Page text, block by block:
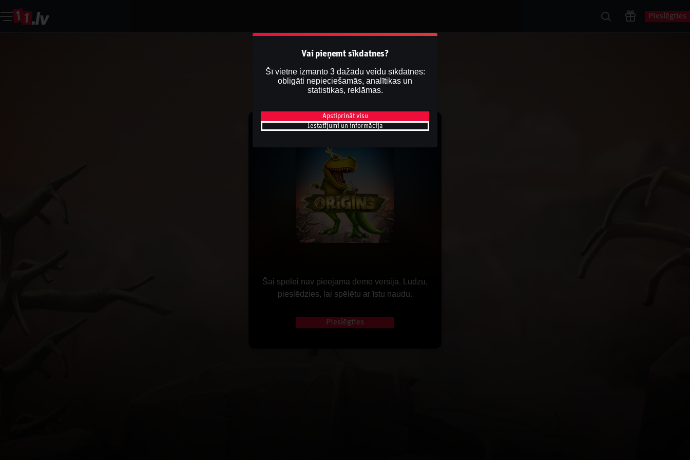
Pieslēgties
Šai spēlei nav pieejama demo versija. Lūdzu,
pieslēdzies, lai spēlētu ar īstu naudu.
Pieslēgties
Vai pieņemt sīkdatnes?
Šī vietne izmanto 3 dažādu veidu sīkdatnes:
obligāti nepieciešamās, analītikas un
statistikas, reklāmas.
Apstiprināt visu
Iestatījumi un informācija